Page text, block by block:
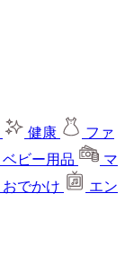
健康
ファ
ベビー用品
マ
おでかけ
エン